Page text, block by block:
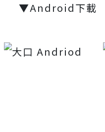
▼Android